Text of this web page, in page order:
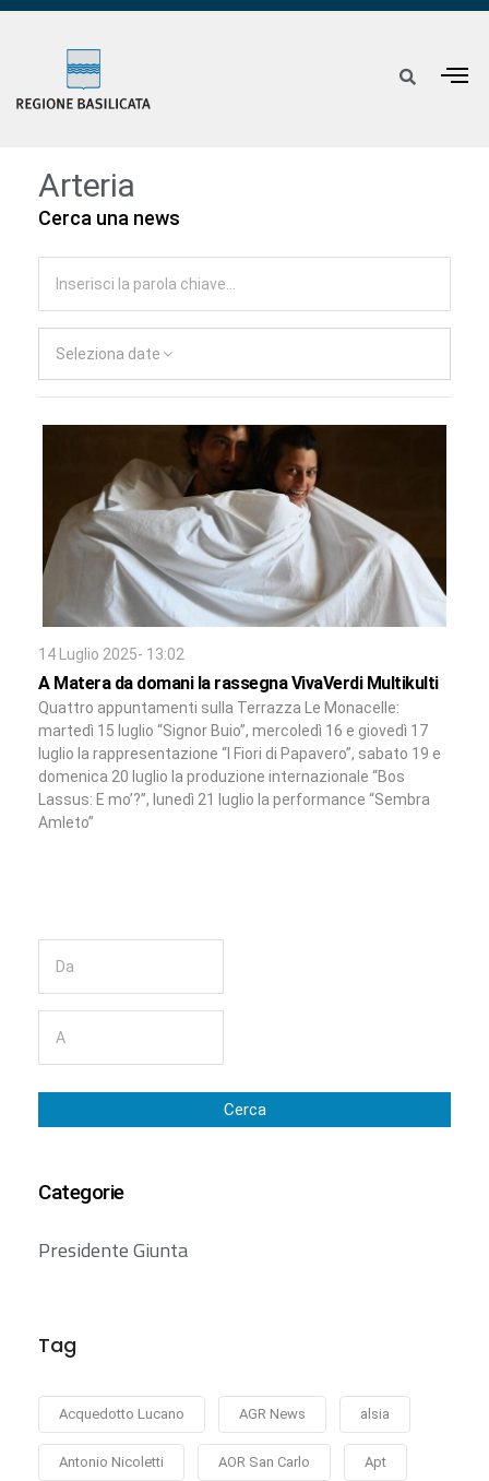
Arteria
Cerca una news
Seleziona date
14 Luglio 2025- 13:02
A Matera da domani la rassegna VivaVerdi Multikulti
Quattro appuntamenti sulla Terrazza Le Monacelle:
martedì 15 luglio “Signor Buio”, mercoledì 16 e giovedì 17
luglio la rappresentazione “I Fiori di Papavero”, sabato 19 e
domenica 20 luglio la produzione internazionale “Bos
Lassus: E mo’?”, lunedì 21 luglio la performance “Sembra
Amleto”
Cerca
Categorie
Presidente Giunta
Tag
Acquedotto Lucano AGR News alsia
Antonio Nicoletti AOR San Carlo Apt